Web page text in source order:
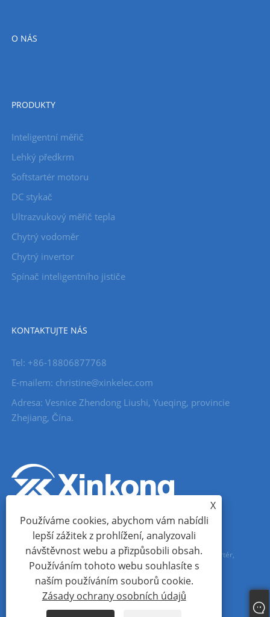
O NÁS
PRODUKTY
Inteligentní měřič
Lehký předkrm
Softstartér motoru
DC stykač
Ultrazvukový měřič tepla
Chytrý vodoměr
Chytrý invertor
Spínač inteligentního jističe
KONTAKTUJTE NÁS
Tel: +86-18806877768
E-mailem: christine@xinkelec.com
Adresa: Vesnice Zhendong Liushi, Yueqing, provincie
Zhejiang, Čína.
Copyright © 2023 Wenzhou Xinkong Imp&exp Co.,Ltd. - Softstartér,
vodoměr, ultrazvukový vodoměr - Všechna práva vyhrazena.
Sitemap RSS
XML
X
Používáme cookies, abychom vám nabídli
lepší zážitek z prohlížení, analyzovali
návštěvnost webu a přizpůsobili obsah.
Používáním tohoto webu souhlasíte s
naším používáním souborů cookie.
Zásady ochrany osobních údajů